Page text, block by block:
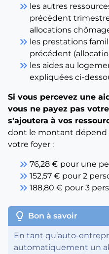
keyboard_double_arrow_right les autres
précédent
allocations
keyboard_double_arrow_right les prestations
précédent
keyboard_double_arrow_right les aides au
expliquées ci-
Si vous percevez une
vous ne payez pas
s'ajoutera à vos
dont le montant dépend
votre foyer :
keyboard_double_arrow_right 76,28 € pour une
keyboard_double_arrow_right 152,57 € pour 2
keyboard_double_arrow_right 188,80 € pour 3
lightbulb Bon à savoir
En tant qu’auto-
automatiquement un